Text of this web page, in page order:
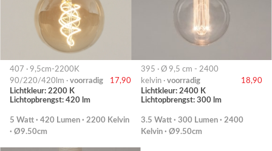
407 · 9,5cm-2200K
90/220/420lm · voorradig
17,90
Lichtkleur: 2200 K
Lichtopbrengst: 420 lm
5 Watt · 420 Lumen · 2200 Kelvin
· Ø9.50cm
395 · Ø 9,5 cm - 2400
kelvin · voorradig
18,90
Lichtkleur: 2400 K
Lichtopbrengst: 300 lm
3.5 Watt · 300 Lumen · 2400
Kelvin · Ø9.50cm